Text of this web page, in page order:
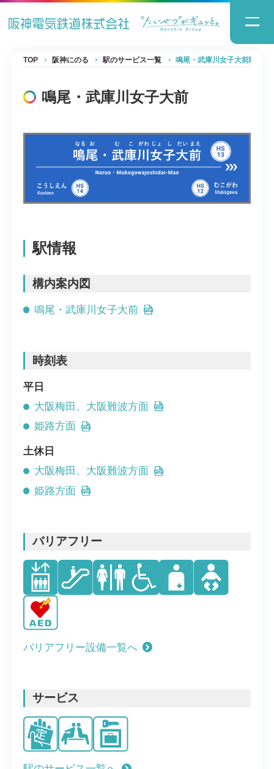
TOP 阪神にのる 駅のサービス一覧 鳴尾・武庫川女子大前駅
鳴尾・武庫川女子大前
駅情報
構内案内図
鳴尾・武庫川女子大前
時刻表
平日
大阪梅田、大阪難波方面
姫路方面
土休日
大阪梅田、大阪難波方面
姫路方面
バリアフリー
バリアフリー設備一覧へ
サービス